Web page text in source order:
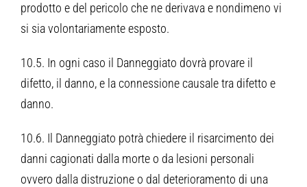
prodotto e del pericolo che ne derivava e nondimeno vi
si sia volontariamente esposto.
10.5. In ogni caso il Danneggiato dovrà provare il
difetto, il danno, e la connessione causale tra difetto e
danno.
10.6. Il Danneggiato potrà chiedere il risarcimento dei
danni cagionati dalla morte o da lesioni personali
ovvero dalla distruzione o dal deterioramento di una